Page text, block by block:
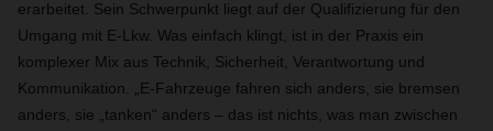
erarbeitet. Sein Schwerpunkt liegt auf der Qualifizierung für den
Umgang mit E-Lkw. Was einfach klingt, ist in der Praxis ein
komplexer Mix aus Technik, Sicherheit, Verantwortung und
Kommunikation. „E-Fahrzeuge fahren sich anders, sie bremsen
anders, sie „tanken“ anders – das ist nichts, was man zwischen